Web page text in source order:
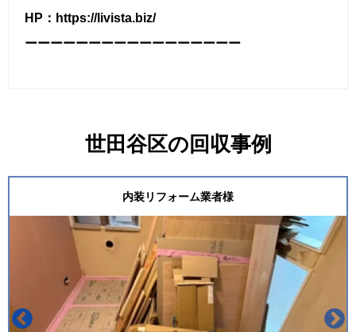
HP：https://livista.biz/
ーーーーーーーーーーーーーーーーー
世田谷区の回収事例
内装リフォーム業者様